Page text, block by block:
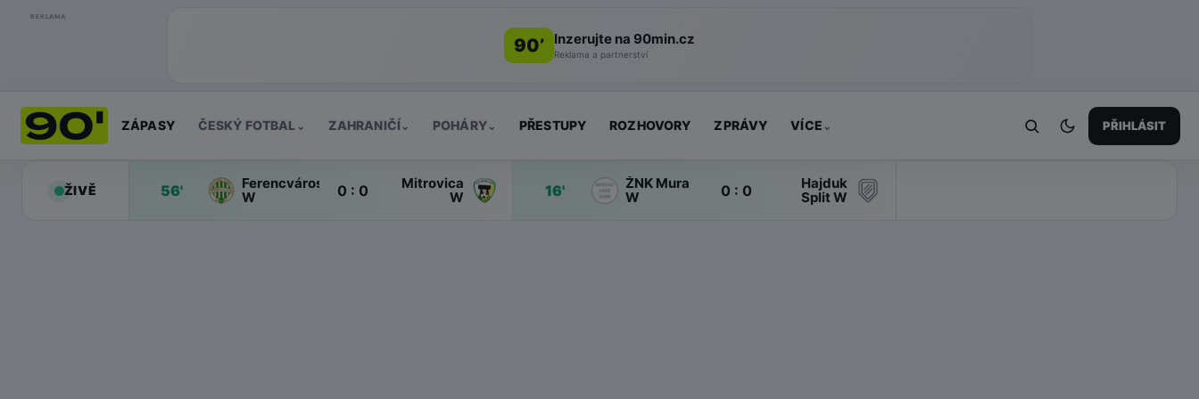
REKLAMA
90’ Inzerujte na 90min.cz
Reklama a partnerství
ZÁPASY ČESKÝ FOTBAL ⌄ ZAHRANIČÍ ⌄ POHÁRY⌄ PŘESTUPY ROZHOVORY ZPRÁVY VÍCE ⌄ PŘIHLÁSIT
ŽIVĚ 56'
Ferencváros
W
0 : 0
Mitrovica
W
16'
ŽNK Mura
W
0 : 0
Hajduk
Split W